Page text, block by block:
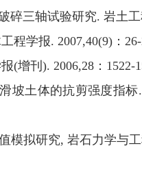
碎三轴试验研究. 岩土工
程学报. 2007,40(9)：
(增刊). 2006,28：1522-
土体的抗剪强度指标.
模拟研究, 岩石力学与